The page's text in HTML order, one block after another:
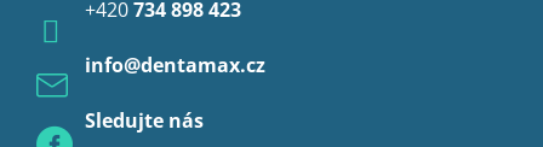
Profylaxe
info@dentamax.cz
+420734 898 423
Sledujte nás